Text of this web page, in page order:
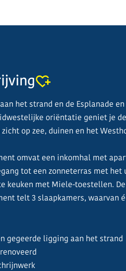
aan het strand en de Esplanade
oriëntatie geniet je
op zee, duinen en het
omvat een inkomhal met
tot een zonneterras met
keuken met Miele-toestellen.
telt 3 slaapkamers, waarvan
gegeerde ligging aan het strand